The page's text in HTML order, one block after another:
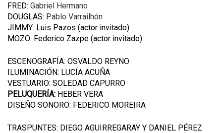
FRED: Gabriel Hermano
DOUGLAS: Pablo Varrailhón
JIMMY: Luis Pazos (actor invitado)
MOZO: Federico Zazpe (actor invitado)
ESCENOGRAFÍA: OSVALDO REYNO
ILUMINACIÓN: LUCÍA ACUÑA
VESTUARIO: SOLEDAD CAPURRO
PELUQUERÍA: HEBER VERA
DISEÑO SONORO: FEDERICO MOREIRA
TRASPUNTES: DIEGO AGUIRREGARAY Y DANIEL PÉREZ